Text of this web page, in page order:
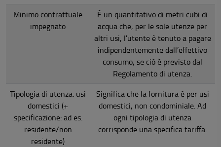
Minimo contrattuale
impegnato
È un quantitativo di metri cubi di
acqua che, per le sole utenze per
altri usi, l’utente è tenuto a pagare
indipendentemente dall’effettivo
consumo, se ciò è previsto dal
Regolamento di utenza.
Tipologia di utenza: usi
domestici (+
specificazione: ad es.
residente/non
residente)
Significa che la fornitura è per usi
domestici, non condominiale. Ad
ogni tipologia di utenza
corrisponde una specifica tariffa.